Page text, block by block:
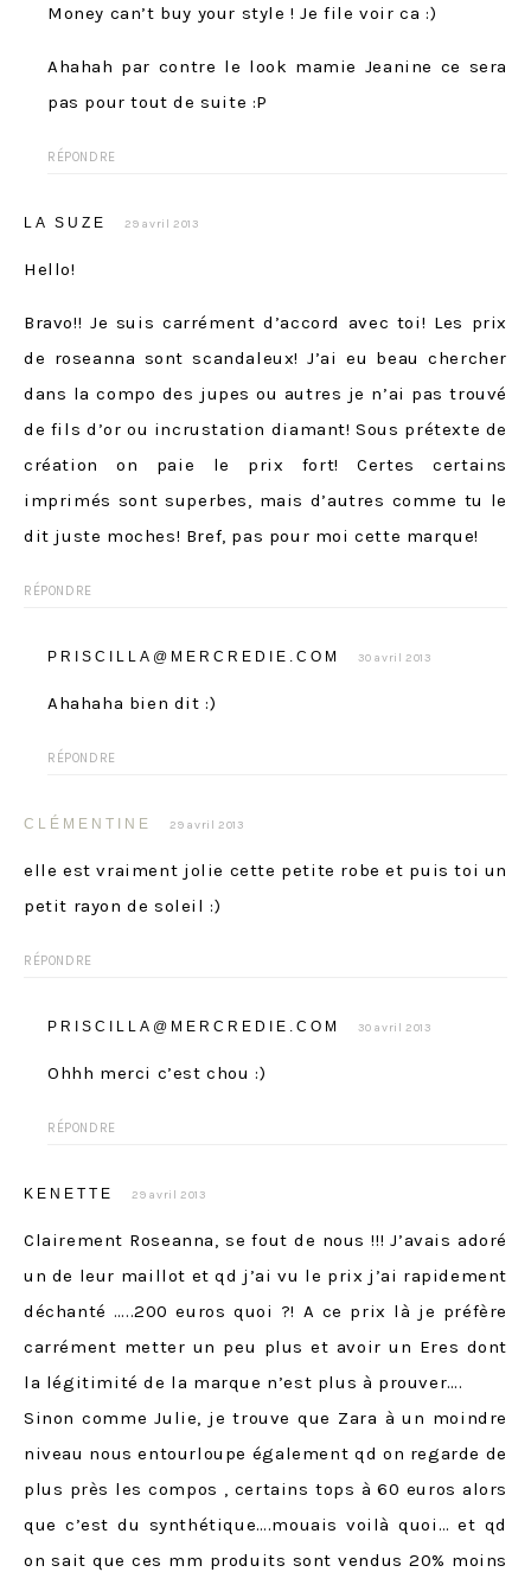
Money can’t buy your style ! Je file voir ca :)
Ahahah par contre le look mamie Jeanine ce sera
pas pour tout de suite :P
RÉPONDRE
LA SUZE 29 avril 2013
Hello!
Bravo!! Je suis carrément d’accord avec toi! Les prix
de roseanna sont scandaleux! J’ai eu beau chercher
dans la compo des jupes ou autres je n’ai pas trouvé
de fils d’or ou incrustation diamant! Sous prétexte de
création on paie le prix fort! Certes certains
imprimés sont superbes, mais d’autres comme tu le
dit juste moches! Bref, pas pour moi cette marque!
RÉPONDRE
PRISCILLA@MERCREDIE.COM 30 avril 2013
Ahahaha bien dit :)
RÉPONDRE
CLÉMENTINE 29 avril 2013
elle est vraiment jolie cette petite robe et puis toi un
petit rayon de soleil :)
RÉPONDRE
PRISCILLA@MERCREDIE.COM 30 avril 2013
Ohhh merci c’est chou :)
RÉPONDRE
KENETTE 29 avril 2013
Clairement Roseanna, se fout de nous !!! J’avais adoré
un de leur maillot et qd j’ai vu le prix j’ai rapidement
déchanté …..200 euros quoi ?! A ce prix là je préfère
carrément metter un peu plus et avoir un Eres dont
la légitimité de la marque n’est plus à prouver….
Sinon comme Julie, je trouve que Zara à un moindre
niveau nous entourloupe également qd on regarde de
plus près les compos , certains tops à 60 euros alors
que c’est du synthétique….mouais voilà quoi… et qd
on sait que ces mm produits sont vendus 20% moins